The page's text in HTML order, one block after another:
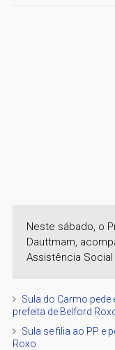
Neste sábado, o
Dauttmam,
Assistência Social
Sula do Carmo
prefeita de Belford
Sula se filia ao PP e
Roxo